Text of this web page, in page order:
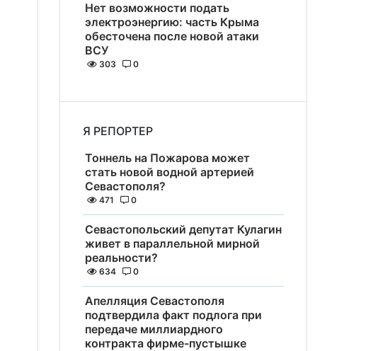
Нет возможности подать
электроэнергию: часть Крыма
обесточена после новой атаки
ВСУ
303 0
Я РЕПОРТЕР
Тоннель на Пожарова может
стать новой водной артерией
Севастополя?
471 0
Севастопольский депутат Кулагин
живет в параллельной мирной
реальности?
634 0
Апелляция Севастополя
подтвердила факт подлога при
передаче миллиардного
контракта фирме-пустышке